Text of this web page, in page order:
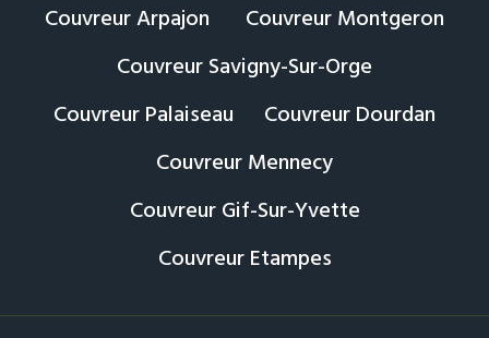
Couvreur Arpajon
Couvreur Montgeron
Couvreur Savigny-Sur-Orge
Couvreur Palaiseau
Couvreur Dourdan
Couvreur Mennecy
Couvreur Gif-Sur-Yvette
Couvreur Etampes